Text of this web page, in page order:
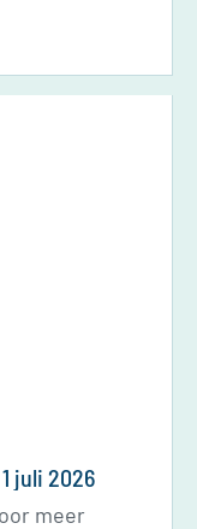
aan
Dan
juli 2026
meer